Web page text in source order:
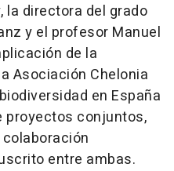
la directora del grado
y el profesor Manuel
de la
Asociación Chelonia
en España
proyectos conjuntos,
entre ambas.